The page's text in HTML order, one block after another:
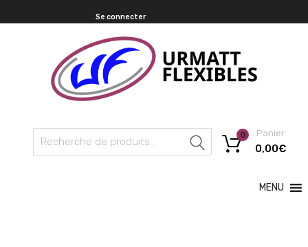
Se connecter
Recherche
Panier
0,00€
0
MENU